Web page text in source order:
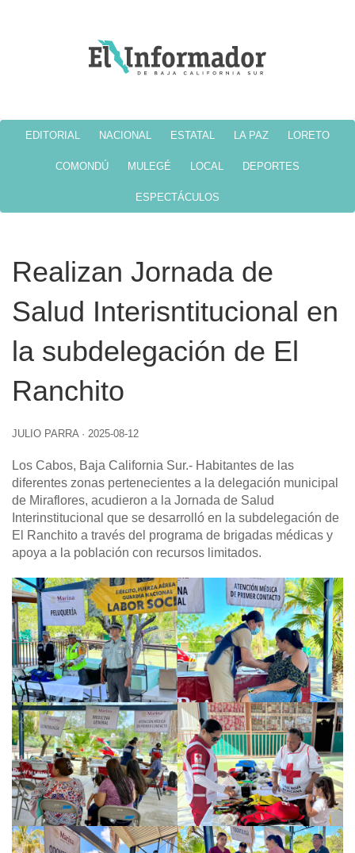
EDITORIAL NACIONAL ESTATAL LA PAZ LORETO
COMONDÚ MULEGÉ LOCAL DEPORTES
ESPECTÁCULOS
Realizan Jornada de
Salud Interisntitucional en
la subdelegación de El
Ranchito
JULIO PARRA · 2025-08-12
Los Cabos, Baja California Sur.- Habitantes de las
diferentes zonas pertenecientes a la delegación municipal
de Miraflores, acudieron a la Jornada de Salud
Interinstitucional que se desarrolló en la subdelegación de
El Ranchito a través del programa de brigadas médicas y
apoya a la población con recursos limitados.